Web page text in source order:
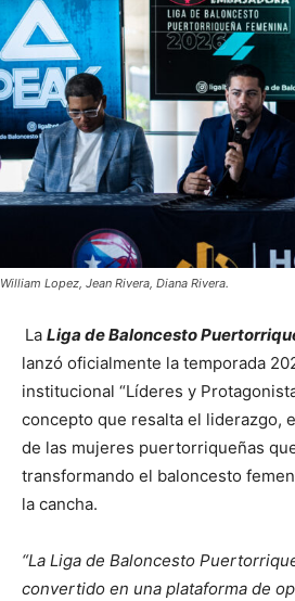
William Lopez, Jean Rivera, Diana Rivera.
La Liga de Baloncesto
lanzó oficialmente la temporada
institucional “Líderes y
concepto que resalta el liderazgo,
de las mujeres puertorriqueñas
transformando el baloncesto
la cancha.
“La Liga de Baloncesto
convertido en una plataforma de